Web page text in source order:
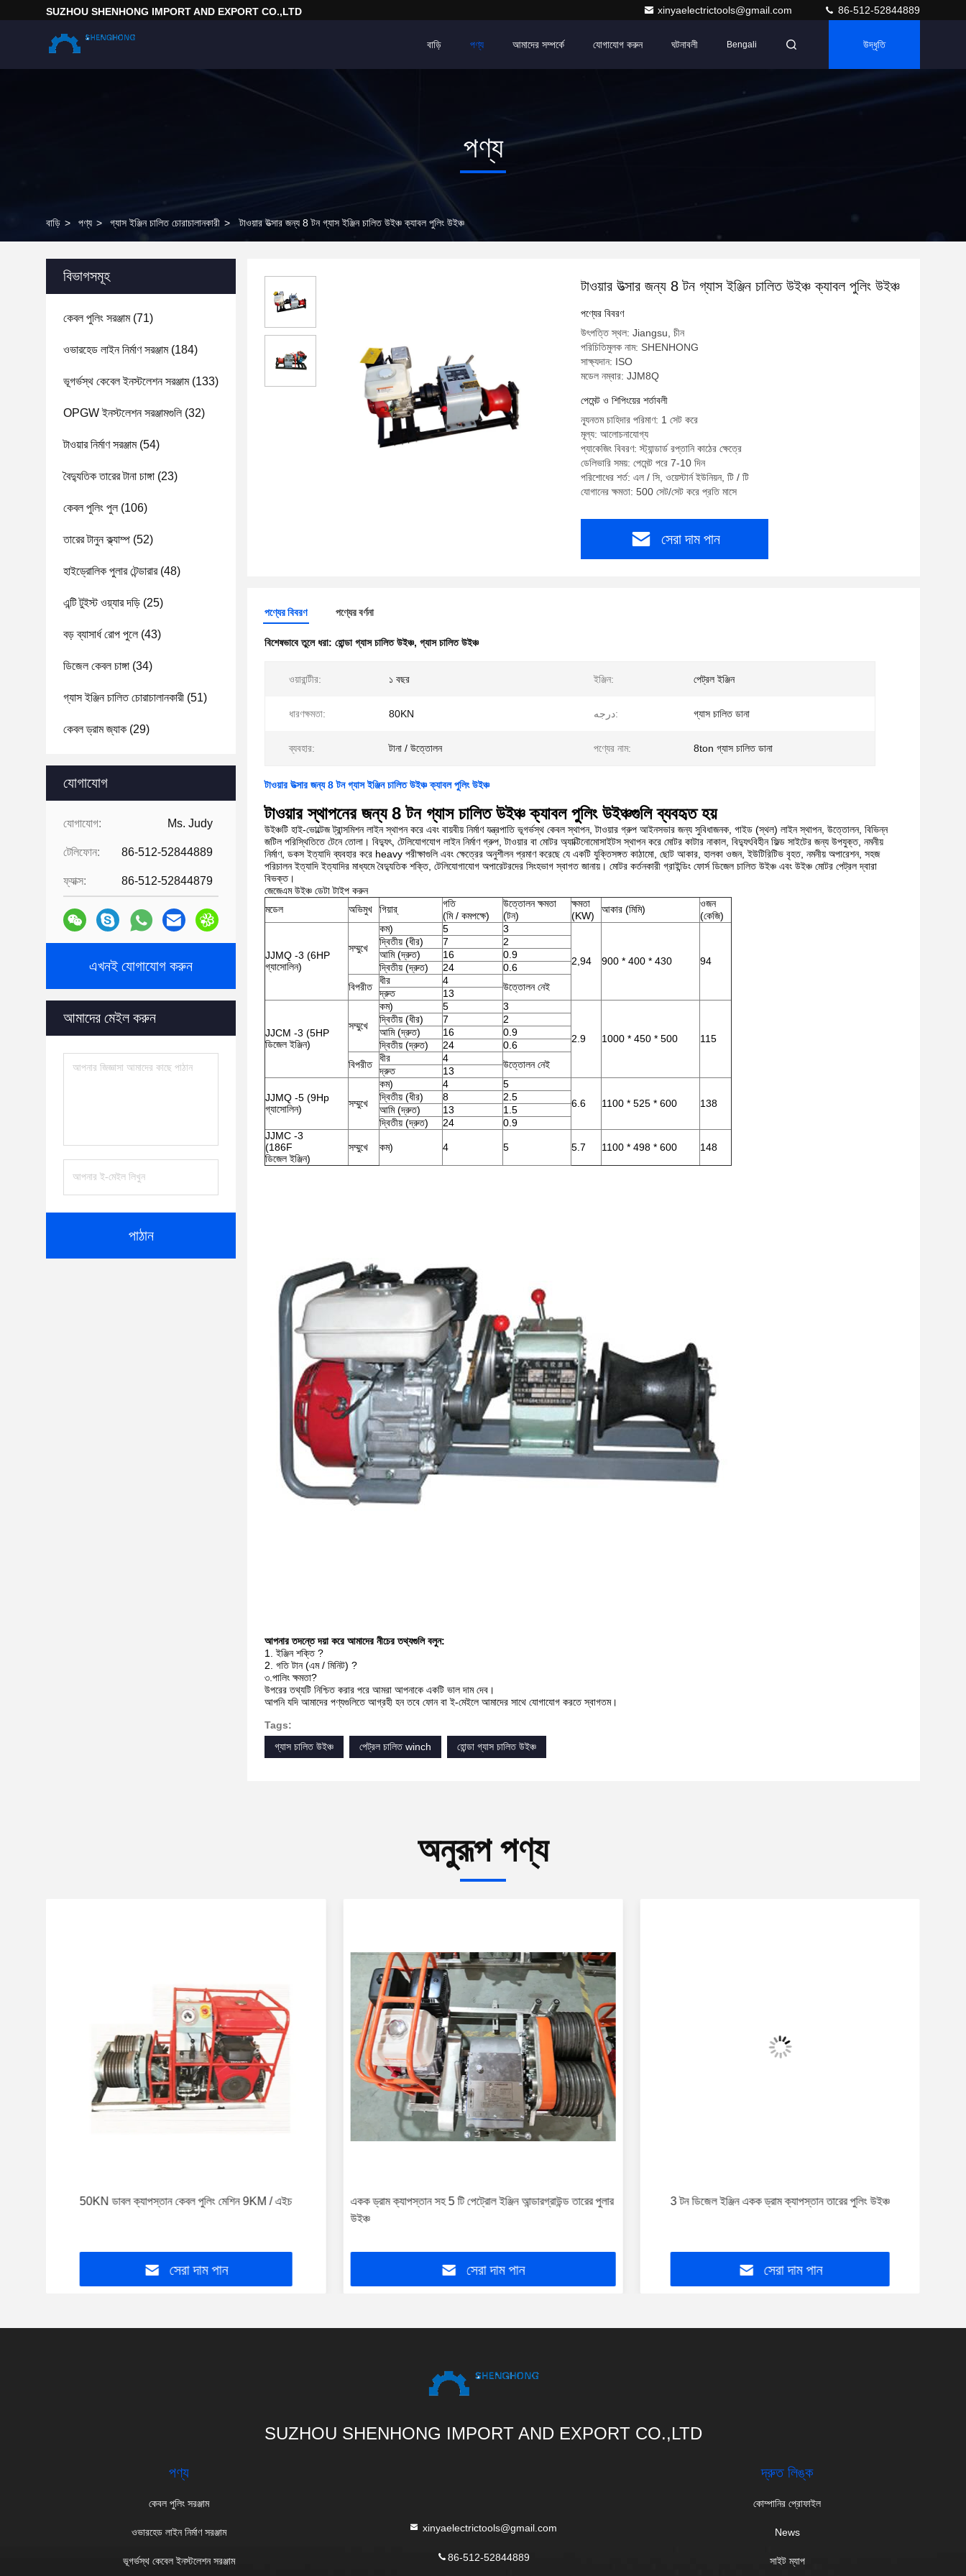
SUZHOU SHENHONG IMPORT AND EXPORT CO.,LTD xinyaelectrictools@gmail.com 86-512-52844889
বাড়ি পণ্য আমাদের সম্পর্কে যোগাযোগ করুন ঘটনাবলী Bengali উদ্ধৃতি
পণ্য
বাড়ি > পণ্য > গ্যাস ইঞ্জিন চালিত চোরাচালানকারী > টাওয়ার উত্সার জন্য 8 টন গ্যাস ইঞ্জিন চালিত উইঞ্চ ক্যাবল পুলিং উইঞ্চ
বিভাগসমূহ
কেবল পুলিং সরঞ্জাম(71)
ওভারহেড লাইন নির্মাণ সরঞ্জাম(184)
ভূগর্ভস্থ কেবেল ইনস্টলেশন সরঞ্জাম(133)
OPGW ইনস্টলেশন সরঞ্জামগুলি(32)
টাওয়ার নির্মাণ সরঞ্জাম(54)
বৈদ্যুতিক তারের টানা চাঙ্গা (23)
কেবল পুলিং পুল(106)
তারের টানুন ক্ল্যাম্প (52)
হাইড্রোলিক পুলার টেন্ডারার(48)
এন্টি টুইস্ট ওয়্যার দড়ি (25)
বড় ব্যাসার্ধ রোপ পুলে(43)
ডিজেল কেবল চাঙ্গা (34)
গ্যাস ইঞ্জিন চালিত চোরাচালানকারী (51)
কেবল ড্রাম জ্যাক (29)
যোগাযোগ
যোগাযোগ: Ms. Judy
টেলিফোন: 86-512-52844889
ফ্যাক্স: 86-512-52844879
এখনই যোগাযোগ করুন
আমাদের মেইল করুন
পাঠান
টাওয়ার উত্সার জন্য 8 টন গ্যাস ইঞ্জিন চালিত উইঞ্চ ক্যাবল পুলিং উইঞ্চ
পণ্যের বিবরণ
উৎপত্তি স্থল: Jiangsu, চীন
পরিচিতিমুলক নাম: SHENHONG
সাক্ষ্যদান: ISO
মডেল নম্বার: JJM8Q
পেমেন্ট ও শিপিংয়ের শর্তাবলী
ন্যূনতম চাহিদার পরিমাণ: 1 সেট করে
মূল্য: আলোচনাযোগ্য
প্যাকেজিং বিবরণ: স্ট্যান্ডার্ড রপ্তানি কাঠের ক্ষেত্রে
ডেলিভারি সময়: পেমেন্ট পরে 7-10 দিন
পরিশোধের শর্ত: এল / সি, ওয়েস্টার্ন ইউনিয়ন, টি / টি
যোগানের ক্ষমতা: 500 সেট/সেট করে প্রতি মাসে
সেরা দাম পান
পণ্যের বিবরণ পণ্যের বর্ণনা
বিশেষভাবে তুলে ধরা: হোন্ডা গ্যাস চালিত উইঞ্চ, গ্যাস চালিত উইঞ্চ
ওয়ারান্টীর: ১ বছর ইঞ্জিন: পেট্রল ইঞ্জিন
ধারণক্ষমতা: 80KN درجه: গ্যাস চালিত ডানা
ব্যবহার: টানা / উত্তোলন পণ্যের নাম: 8ton গ্যাস চালিত ডানা
টাওয়ার উত্সার জন্য 8 টন গ্যাস ইঞ্জিন চালিত উইঞ্চ ক্যাবল পুলিং উইঞ্চ
টাওয়ার স্থাপনের জন্য 8 টন গ্যাস চালিত উইঞ্চ ক্যাবল পুলিং উইঞ্চগুলি ব্যবহৃত হয়
উইঞ্চটি হাই-ভোল্টেজ ট্রান্সমিশন লাইন স্থাপন করে এবং বায়বীয় নির্মাণ যন্ত্রপাতি ভূগর্ভস্থ কেবল স্থাপন, টাওয়ার গ্রুপ আইনসভার জন্য সুবিধাজনক, গাইড (স্থল) লাইন স্থাপন, উত্তোলন, বিভিন্ন
জটিল পরিস্থিতিতে টেনে তোলা। বিদ্যুৎ, টেলিযোগযোগ লাইন নির্মাণ গ্রুপ, টাওয়ার বা মোটর অ্যাক্টিনোমোসাইটস স্থাপন করে মোটর কাটার নাকাল, বিদ্যুৎবিহীন ফিল্ড সাইটের জন্য উপযুক্ত, নমনীয়
নির্মাণ, ডকস ইত্যাদি ব্যবহার করে heavy পরীক্ষাগুলি এবং ক্ষেত্রের অনুশীলন প্রমাণ করেছে যে একটি যুক্তিসঙ্গত কাঠামো, ছোট আকার, হালকা ওজন, ইউটিরিটিভ বৃহত, নমনীয় অপারেশন, সহজ
পরিচালন ইত্যাদি ইত্যাদির মাধ্যমে বৈদ্যুতিক শক্তি, টেলিযোগাযোগ অপারেটরদের সিংহভাগ স্বাগত জানায়। মোটর কর্তনকারী গ্রাইন্ডিং ফোর্স ডিজেল চালিত উইঞ্চ এবং উইঞ্চ মোটর পেট্রল দ্বারা
বিভক্ত।
জেজেএম উইঞ্চ ডেটা টাইপ করুন
মডেল
অভিমুখ গিয়ার্
গতি
(মি / কমপক্ষে)
উত্তোলন ক্ষমতা
(টন)
ক্ষমতা
(KW)
আকার (মিমি)
ওজন
(কেজি)
JJMQ -3 (6HP
গ্যাসোলিন)
সম্মুখে
কম) 5 3
2,94 900 * 400 * 430 94
দ্বিতীয় (ধীর) 7
2
আমি (দ্রুত)
16
0.9
দ্বিতীয় (দ্রুত)
24
0.6
বিপরীত
ধীর 4
উত্তোলন নেই
দ্রুত 13
JJCM -3 (5HP
ডিজেল ইঞ্জিন)
সম্মুখে
কম) 5 3
2.9 1000 * 450 * 500 115
দ্বিতীয় (ধীর) 7
2
আমি (দ্রুত)
16
0.9
দ্বিতীয় (দ্রুত)
24
0.6
বিপরীত
ধীর 4
উত্তোলন নেই
দ্রুত 13
JJMQ -5 (9Hp
গ্যাসোলিন)
সম্মুখে
কম) 4
5
6.6
1100 * 525 * 600 138
দ্বিতীয় (ধীর) 8
2.5
আমি (দ্রুত)
13
1.5
দ্বিতীয় (দ্রুত)
24
0.9
JJMC -3
(186F
ডিজেল ইঞ্জিন)
সম্মুখে কম) 4 5 5.7 1100 * 498 * 600 148
আপনার তদন্তে দয়া করে আমাদের নীচের তথ্যগুলি বলুন:
1.ইঞ্জিন শক্তি?
2. গতি টান (এম / মিনিট) ?
৩.পালিং ক্ষমতা?
উপরের তথ্যটি নিশ্চিত করার পরে আমরা আপনাকে একটি ভাল দাম দেব।
আপনি যদি আমাদের পণ্যগুলিতে আগ্রহী হন তবে ফোন বা ই-মেইলে আমাদের সাথে যোগাযোগ করতে স্বাগতম।
Tags:
গ্যাস চালিত উইঞ্চ
পেট্রল চালিত winch হোন্ডা গ্যাস চালিত উইঞ্চ
অনুরূপ পণ্য
50KN ডাবল ক্যাপস্তান কেবল পুলিং মেশিন 9KM / এইচ
সেরা দাম পান
একক ড্রাম ক্যাপস্তান সহ 5 টি পেট্রোল ইঞ্জিন আন্ডারগ্রাউন্ড তারের পুলার
উইঞ্চ
সেরা দাম পান
3 টন ডিজেল ইঞ্জিন একক ড্রাম ক্যাপস্তান তারের পুলিং উইঞ্চ
সেরা দাম পান
SUZHOU SHENHONG IMPORT AND EXPORT CO.,LTD
পণ্য
কেবল পুলিং সরঞ্জাম
ওভারহেড লাইন নির্মাণ সরঞ্জাম
ভূগর্ভস্থ কেবেল ইনস্টলেশন সরঞ্জাম
xinyaelectrictools@gmail.com
86-512-52844889
দ্রুত লিঙ্ক
কোম্পানির প্রোফাইল
News
সাইট ম্যাপ